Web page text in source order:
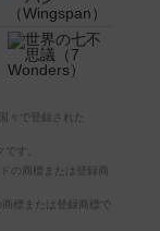
々で登録された
す。
の商標または登録商
標または登録商標で